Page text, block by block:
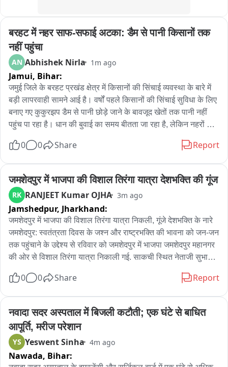
बरहट में नहर साफ-सफाई अटका: डैम से पानी किसानों तक
नहीं पहुंचा
AN Abhishek Nirla 1m ago
Jamui, Bihar:
जमुई जिले के बरहट प्रखंड क्षेत्र में किसानों की सिंचाई व्यवस्था के बारे में
बड़ी लापरवाही सामने आई है। वर्षों पहले किसानों की सिंचाई सुविधा के लिए
बनाए गए कुकुरझप डैम से पानी छोड़े जाने के बावजूद खेतों तक पानी नहीं
पहुंच पा रहा है। धान की बुवाई का समय बीतता जा रहा है, लेकिन नहरों की
कार्य में संवेदक और संबंधित अधिकारियों की मिलीभगत का आरोप लगाया
लक्ष्मीपुर की ओर से करीब 8 लाख रुपये की लागत से निविदा निकाली गई
थी। इसके बाद कार्य संवेदक को आवंटित किया गया। किसानों का आरोप है
कि संवेदक द्वारा नहर की महज कुछ दूरी तक ही सफाई कर काम छोड़ दिया
गया, जबकि अधिकांश हिस्सा अब भी झाड़ियों और गंदगी से पटा हुआ है। ऐसे
में डैम से पानी छोड़े जाने के बाद भी पानी आगे बढ़ने के बजाय नहर में ही रुक
जा रहा है।स्थानीय किसान रघुवीर यादव ने बताया कि 25 तारीख से ही डैम
खोल दिया गया है, लेकिन खेतों तक पानी नहीं पहुंच रहा है। उन्होंने आरोप
लगाया कि नहर की सही तरीके से सफाई नहीं होने के कारण जगह-जगह
झाड़ियां उगी हुई हैं और पानी आगे नहीं जा पा रहा है। किसानों का कहना है
कि यदि समय रहते नहर की सफाई हो जाती तो धान की खेती के लिए पर्याप्त
पानी मिल सकता था। वहीं किसान नवीन कुमार यादव ने कहा कि नहर की
सफाई गर्मी के दिनों में होनी चाहिए थी, लेकिन अब धान की बुवाई का समय
चल रहा है और कुछ दिन पहले संवेदक द्वारा थोड़ी दूरी तक नहर की सफाई
कर काम छोड़ दिया गया। उन्होंने कहा कि अभी भी बड़ी संख्या में किसानों के
खेतों तक पानी नहीं पहुंच रहा है। किसान के अनुसार, “भोज के समय कोहड़ा
रोपा जा रहा है”, यानी जब खेती के लिए पानी 가장 ज्यादा जरूरी है, उसी
0 0 Share Report
जमशेदपुर में भाजपा की विशाल तिरंगा यात्रा देशभक्ति की गूंज
RK RANJEET Kumar OJHA 3m ago
Jamshedpur, Jharkhand:
जमशेदपुर में भाजपा की विशाल तिरंगा यात्रा निकली, गूंजे देशभक्ति के नारे
जमशेदपुर: स्वतंत्रता दिवस के जश्न और राष्ट्रभक्ति की भावना को जन-जन
तक पहुंचाने के उद्देश्य से रविवार को जमशेदपुर में भाजपा जमशेदपुर महानगर
की ओर से विशाल तिरंगा यात्रा निकाली गई. साकची स्थित नेताजी सुभाष
समर्थकों और शहरवासियों ने हिस्सा लिया. हाथों में तिरंगा लेकर लोग
कार्यालय गोलचक्कर तक निकली यात्रा के दौरान पूरा मार्ग तिरंगों से पट
गया. देशभक्ति गीतों और नारों से माहौल उत्साहपूर्ण बना रहा. कार्यक्रम में पूर्व
मुख्यमंत्री रघुवर दास, जमशेदपुर सांसद विद्युत वरण महतो, भाजपा के पूर्व
प्रदेश अध्यक्ष डॉ. दिनेशानंद गोस्वामी और जमशेदपुर पूर्वी की विधायक पूर्णिमा
साहू समेत कई प्रमुख नेता शामिल हुए. सांसद विद्युत वरण महतो ने कहा कि
0 0 Share Report
नवादा सदर अस्पताल में बिजली कटौती; एक घंटे से बाधित
आपूर्ति, मरीज परेशान
YS Yeswent Sinha 4m ago
Nawada, Bihar: